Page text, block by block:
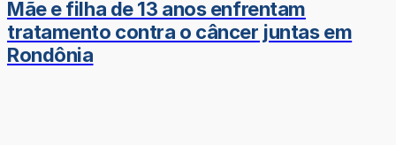
Mãe e filha de 13 anos enfrentam
tratamento contra o câncer juntas em
Rondônia